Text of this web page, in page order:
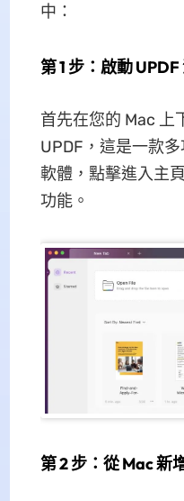
中：
第 1 步：啟動 UPDF
首先在您的 Mac 上
UPDF，這是一款
軟體，點擊進入主
功能。
第 2 步：從 Mac 新